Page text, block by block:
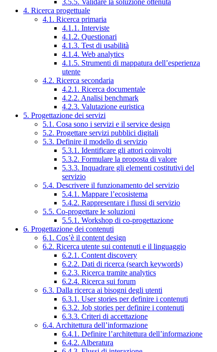
4. Ricerca progettuale
4.1. Ricerca primaria
4.1.1. Interviste
4.1.2. Questionari
4.1.3. Test di usabilità
4.1.4. Web analytics
4.1.5. Strumenti di mappatura dell’esperienza
utente
4.2. Ricerca secondaria
4.2.1. Ricerca documentale
4.2.2. Analisi benchmark
4.2.3. Valutazione euristica
5. Progettazione dei servizi
5.1. Cosa sono i servizi e il service design
5.2. Progettare servizi pubblici digitali
5.3. Definire il modello di servizio
5.3.1. Identificare gli attori coinvolti
5.3.2. Formulare la proposta di valore
5.3.3. Inquadrare gli elementi costitutivi del
servizio
5.4. Descrivere il funzionamento del servizio
5.4.1. Mappare l’ecosistema
5.4.2. Rappresentare i flussi di servizio
5.5. Co-progettare le soluzioni
5.5.1. Workshop di co-progettazione
6. Progettazione dei contenuti
6.1. Cos’è il content design
6.2. Ricerca utente sui contenuti e il linguaggio
6.2.1. Content discovery
6.2.2. Dati di ricerca (search keywords)
6.2.3. Ricerca tramite analytics
6.2.4. Ricerca sui forum
6.3. Dalla ricerca ai bisogni degli utenti
6.3.1. User stories per definire i contenuti
6.3.2. Job stories per definire i contenuti
6.3.3. Criteri di accettazione
6.4. Architettura dell’informazione
6.4.1. Definire l’architettura dell’informazione
6.4.2. Alberatura